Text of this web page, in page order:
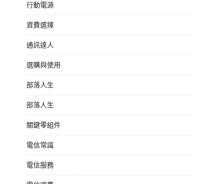
行動電源
資費選擇
通訊達人
選購與使用
部落人生
部落人生
關鍵零組件
電信常識
電信服務